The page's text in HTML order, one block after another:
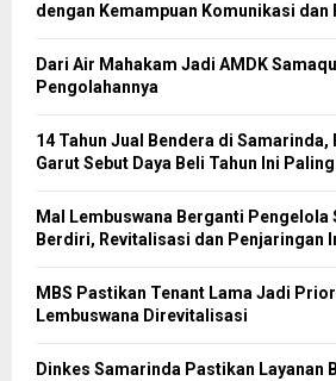
dengan Kemampuan Komunikasi dan
Dari Air Mahakam Jadi AMDK
Pengolahannya
14 Tahun Jual Bendera di Samarinda,
Garut Sebut Daya Beli Tahun Ini
Mal Lembuswana Berganti Pengelola
Berdiri, Revitalisasi dan Penjaringan
MBS Pastikan Tenant Lama Jadi
Lembuswana Direvitalisasi
Dinkes Samarinda Pastikan Layanan